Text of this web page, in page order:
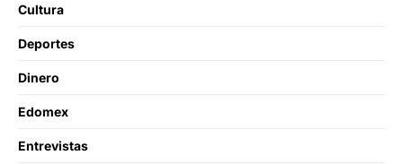
Cultura
Deportes
Dinero
Edomex
Entrevistas